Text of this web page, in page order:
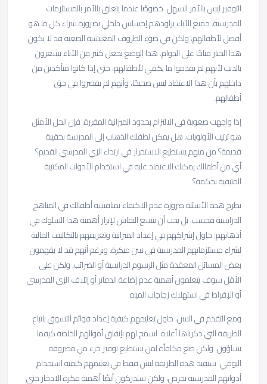
التوفير ليس بالأمر السهل، خصوصًا عندما يتعلق بالأمر بالمستلزمات
المدرسية. جميع الآباء يراودهم إحساس داخلي بضرورة شراء كل ما هو
أفضل لأطفالهم، ولكن في ضوء الظروف المعيشية الصعبة قد لا يكون
هذا الخيار متاحًا على الدوام. هذا الوضع يجعل كثير من الآباء يشعرون
بالذنب لأنهم لم يقدموا ما يكفي لأطفالهم، حتى إذا كانوا متأكدين من
داخلهم بأن هذا الاعتقاد ليس صحيحًا، وأنهم لم يقصروا في حق
أطفالهم.
إذا واجهت صعوبة في الالتزام بحدود الميزانية المقررة، فإن الحل الأمثل
هو ترتيب الأولويات. هل يمكن لطفلك الذهاب إلى المدرسة بحقيبة
قديمة؟ من منهم يستطيع الاستمرار في ارتداء الزي المدرسي القديم؟
أي من أطفالك يمكنك الاعتماد عليه في استخدام الأدوات المكتبية
المتبقية بحكمة؟
تطرح هذه الأسئلة ضرورة عدم الاكتفاء بمناقشة أطفالك في المناهج
الدراسية فحسب، بل يجب أن يتسع النقاش لإبراز أهمية هذا السلوك في
أذهانهم. حاول إشراكهم في إعداد الميزانية وتعريفهم بالتكاليف المالية
لشراء مستلزماتهم المدرسية في سن مبكرة. وبرغم أنهم قد لا يفهمون
بعض المسائل المعقدة مثل الرسوم الدراسية أو الضرائب، ولكن على
الأقل سوف يتعلمون أهمية عدم إضاعة الدفاتر أو إتلاف الزي المدرسي
أو الإفراط في استهلاك زجاجات المياه.
ومع التقدم في السن، حاول تعليمهم كيفية إعداد قوائم التسوق باتباع
الطريقة التي ذكرناها أعلاه. اسمح لهم بإنفاق أموالهم الخاصة كيفما
يشاؤون، ولكن ضع مكافأة لمن يستطيع توفير جزء من مصروفه
اليومي. ستفيد هذه الطريقة ليس فقط في تعليمهم كيفية استخدام
أدواتهم المدرسية بحرص، ولكن سيدركون أيضًا أهمية فكرة الادخار حتى